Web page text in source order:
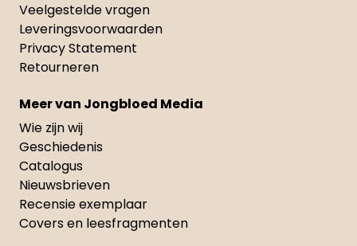
Veelgestelde vragen
Leveringsvoorwaarden
Privacy Statement
Retourneren
Meer van Jongbloed Media
Wie zijn wij
Geschiedenis
Catalogus
Nieuwsbrieven
Recensie exemplaar
Covers en leesfragmenten